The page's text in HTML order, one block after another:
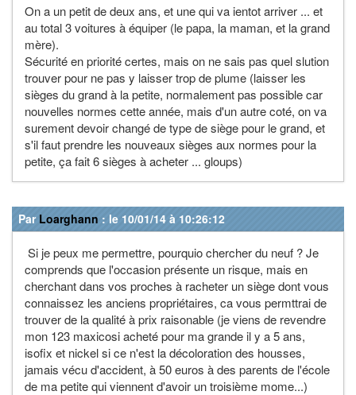
On a un petit de deux ans, et une qui va ientot arriver ... et
au total 3 voitures à équiper (le papa, la maman, et la grand
mère).
Sécurité en priorité certes, mais on ne sais pas quel slution
trouver pour ne pas y laisser trop de plume (laisser les
sièges du grand à la petite, normalement pas possible car
nouvelles normes cette année, mais d'un autre coté, on va
surement devoir changé de type de siège pour le grand, et
s'il faut prendre les nouveaux sièges aux normes pour la
petite, ça fait 6 sièges à acheter ... gloups)
Par Loarghann : le 10/01/14 à 10:26:12
Si je peux me permettre, pourquio chercher du neuf ? Je
comprends que l'occasion présente un risque, mais en
cherchant dans vos proches à racheter un siège dont vous
connaissez les anciens propriétaires, ca vous permttrai de
trouver de la qualité à prix raisonable (je viens de revendre
mon 123 maxicosi acheté pour ma grande il y a 5 ans,
isofix et nickel si ce n'est la décoloration des housses,
jamais vécu d'accident, à 50 euros à des parents de l'école
de ma petite qui viennent d'avoir un troisième mome...)